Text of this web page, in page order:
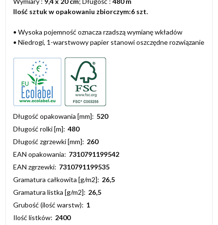
Ilość sztuk w opakowaniu zbiorczym:6 szt.
• Wysoka pojemność oznacza rzadszą wymianę wkładów
• Niedrogi, 1-warstwowy papier stanowi oszczędne rozwiązanie
Długość opakowania [mm]: 520
Długość rolki [m]: 480
Długość zgrzewki [mm]: 260
EAN opakowania: 7310791199542
EAN zgrzewki: 7310791199535
Gramatura całkowita [g/m2]: 26,5
Gramatura listka [g/m2]: 26,5
Grubość (ilość warstw): 1
Ilość listków: 2400